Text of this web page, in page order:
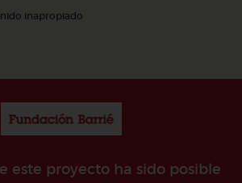
inapropiado
este proyecto ha sido posible